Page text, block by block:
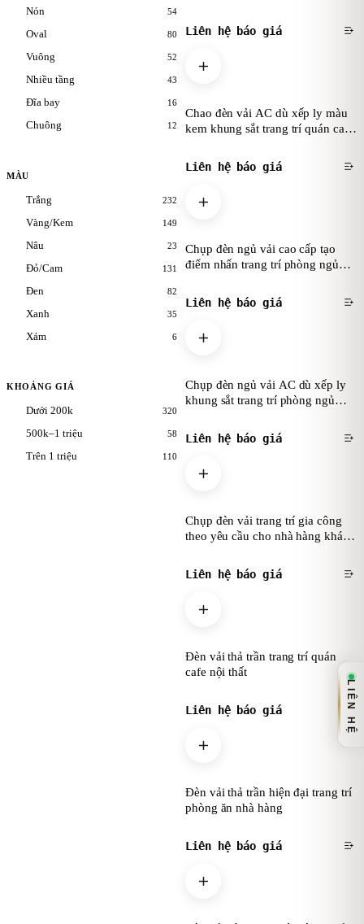
Nón 54
Oval 80
Vuông 52
Nhiều tầng 43
Đĩa bay 16
Chuông 12
MÀU
Trắng 232
Vàng/Kem 149
Nâu 23
Đỏ/Cam 131
Đen 82
Xanh 35
Xám 6
KHOẢNG GIÁ
Dưới 200k 320
500k–1 triệu 58
Trên 1 triệu 110
Liên hệ báo giá
Chao đèn vải AC dù xếp ly màu
kem khung sắt trang trí quán café
Liên hệ báo giá
Chụp đèn ngủ vải cao cấp tạo
điểm nhấn trang trí phòng ngủ
Liên hệ báo giá
Chụp đèn ngủ vải AC dù xếp ly
khung sắt trang trí phòng ngủ
Liên hệ báo giá
Chụp đèn vải trang trí gia công
theo yêu cầu cho nhà hàng khách
Liên hệ báo giá
Đèn vải thả trần trang trí quán
cafe nội thất
Liên hệ báo giá
Đèn vải thả trần hiện đại trang trí
phòng ăn nhà hàng
Liên hệ báo giá
LIÊN HỆ